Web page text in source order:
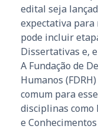
edital seja
expectativa para
pode incluir
Dissertativas e,
A Fundação de
Humanos
comum para
disciplinas como
e